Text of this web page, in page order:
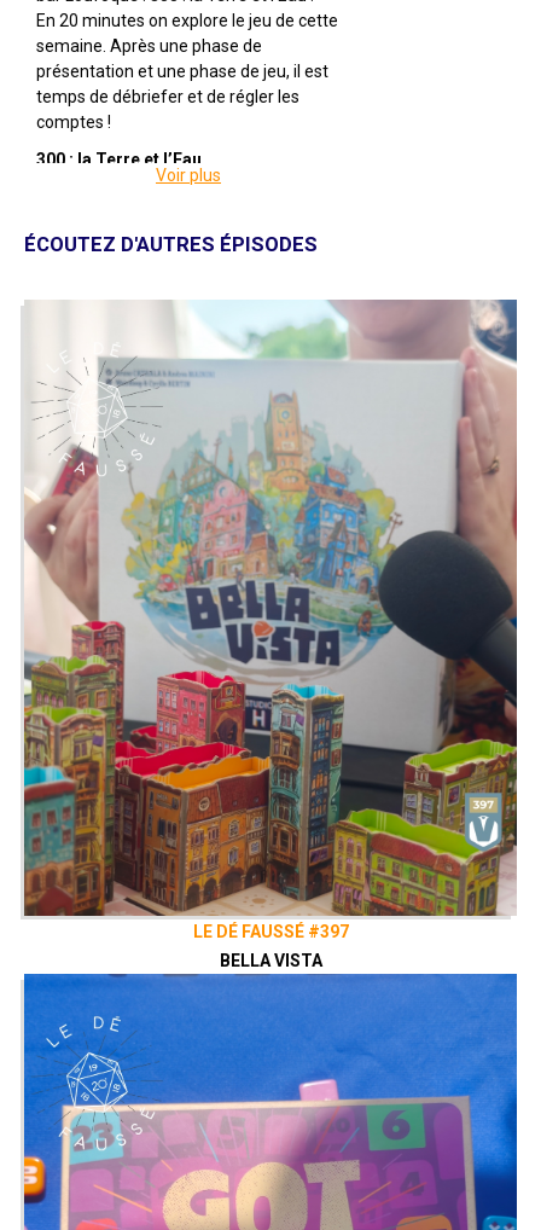
En 20 minutes on explore le jeu de cette
semaine. Après une phase de
présentation et une phase de jeu, il est
temps de débriefer et de régler les
comptes !
300 : la Terre et l’Eau
Par Yasushi Nakaguro
Nicolas Roblin
Description : En 500 avant JC, l'Ionie
s'est rebellée contre le régime de la
Perse et la Grèce l'a soutenu. Avec
cette « ingérence étrangère » comme
excuse, l'empire perse a décidé
d'envahir la Grèce. En 492 avant JC, les
forces perses ont attaqué la Grèce par
terre et par mer. Les Perses et les Grecs
se sont battus avec acharnement à
Marathon, Thermopyles et Salamis.
Contre les forces écrasantes de
l'empire perse, les Grecs ont utilisé des
tactiques supérieures et des "armes"
telles que les hoplites (infanterie
lourde) et les trirèmes. Les Grecs
avaient également d'excellents
dirigeants en temps de crise et finirent
par l'emporter sur les Perses.
300 : la terre et l’eau est un wargame
pour deux joueurs. Un joueur contrôle
les Grecs, rassemblés autour des
Athéniens, et l'autre contrôle les
Perses, luttant pour l'hégémonie de la
Méditerranée orientale. À travers les
cinq expéditions, chaque joueur lutte
adversaire.
Présenté parBar Loufoque
Alex,Zephiriel&Sam
Twitter@ledefausse
InstagramLe Dé Faussé
Facebook
Le Dé Faussé
Voir plus
ÉCOUTEZ D'AUTRES ÉPISODES
LE DÉ FAUSSÉ #397
BELLA VISTA